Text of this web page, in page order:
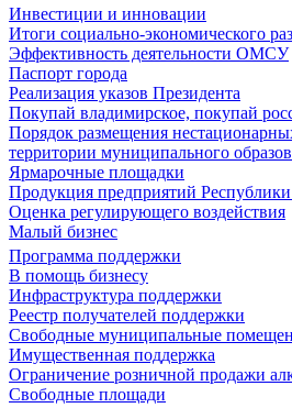
Инвестиции и инновации
Итоги социально-экономического
Эффективность деятельности ОМСУ
Паспорт города
Реализация указов Президента
Покупай владимирское, покупай
Порядок размещения
территории муниципального
Ярмарочные площадки
Продукция предприятий
Оценка регулирующего воздействия
Малый бизнес
Программа поддержки
В помощь бизнесу
Инфраструктура поддержки
Реестр получателей поддержки
Свободные муниципальные
Имущественная поддержка
Ограничение розничной продажи
Свободные площади